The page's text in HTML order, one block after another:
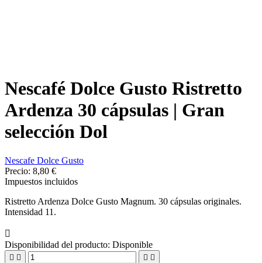
Nescafé Dolce Gusto Ristretto
Ardenza 30 cápsulas | Gran
selección Dol
Nescafe Dolce Gusto
Precio: 8,80 €
Impuestos incluidos
Ristretto Ardenza Dolce Gusto Magnum. 30 cápsulas originales.
Intensidad 11.

Disponibilidad del producto: Disponible
   